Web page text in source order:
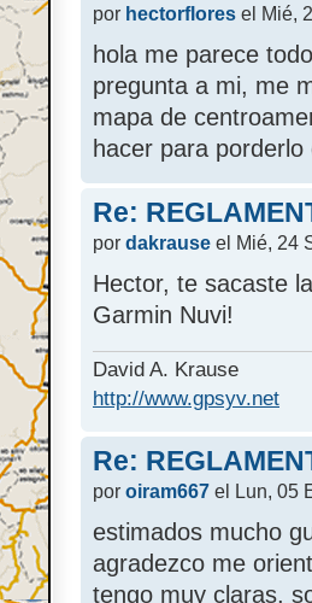
por hectorflores el Mié,
hola me parece
pregunta a mi, me
mapa de
hacer para
Re:
por dakrause el Mié, 24
Hector, te sacaste
Garmin Nuvi!
David A. Krause
http://www.gpsyv.net
Re:
por oiram667 el Lun, 05
estimados mucho
agradezco me
tengo muy claras,